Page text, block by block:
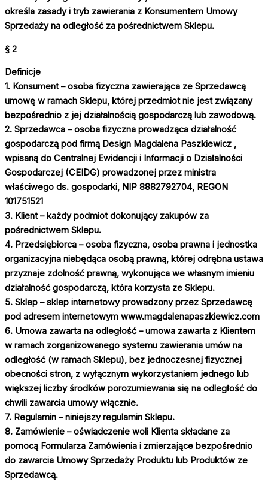
określa zasady i tryb zawierania z Konsumentem Umowy
Sprzedaży na odległość za pośrednictwem Sklepu.
§ 2
Definicje
1. Konsument – osoba fizyczna zawierająca ze Sprzedawcą
umowę w ramach Sklepu, której przedmiot nie jest związany
bezpośrednio z jej działalnością gospodarczą lub zawodową.
2. Sprzedawca – osoba fizyczna prowadząca działalność
gospodarczą pod firmą Design Magdalena Paszkiewicz ,
wpisaną do Centralnej Ewidencji i Informacji o Działalności
Gospodarczej (CEIDG) prowadzonej przez ministra
właściwego ds. gospodarki, NIP 8882792704, REGON
101751521
3. Klient – każdy podmiot dokonujący zakupów za
pośrednictwem Sklepu.
4. Przedsiębiorca – osoba fizyczna, osoba prawna i jednostka
organizacyjna niebędąca osobą prawną, której odrębna ustawa
przyznaje zdolność prawną, wykonująca we własnym imieniu
działalność gospodarczą, która korzysta ze Sklepu.
5. Sklep – sklep internetowy prowadzony przez Sprzedawcę
pod adresem internetowym www.magdalenapaszkiewicz.com
6. Umowa zawarta na odległość – umowa zawarta z Klientem
w ramach zorganizowanego systemu zawierania umów na
odległość (w ramach Sklepu), bez jednoczesnej fizycznej
obecności stron, z wyłącznym wykorzystaniem jednego lub
większej liczby środków porozumiewania się na odległość do
chwili zawarcia umowy włącznie.
7. Regulamin – niniejszy regulamin Sklepu.
8. Zamówienie – oświadczenie woli Klienta składane za
pomocą Formularza Zamówienia i zmierzające bezpośrednio
do zawarcia Umowy Sprzedaży Produktu lub Produktów ze
Sprzedawcą.